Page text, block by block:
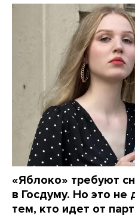
«Яблоко» требуют
в Госдуму. Но это
тем, кто идет от